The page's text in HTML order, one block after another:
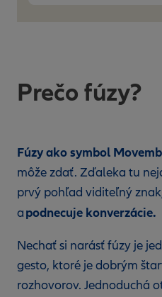
Prečo fúzy?
Fúzy ako symbol
môže zdať. Zďaleka tu
prvý pohľad viditeľný
apodnecuje konverzácie.
Nechať si narásť fúzy je
gesto, ktoré je dobrým
rozhovorov. Jednoduchá